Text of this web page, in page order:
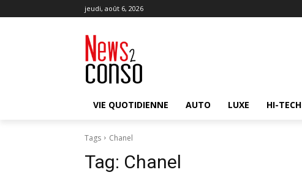
jeudi, août 6, 2026
VIE QUOTIDIENNE AUTO LUXE HI-TECH
Tags Chanel
Tag: Chanel